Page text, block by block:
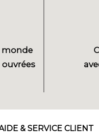
monde
ouvrées
& SERVICE CLIENT